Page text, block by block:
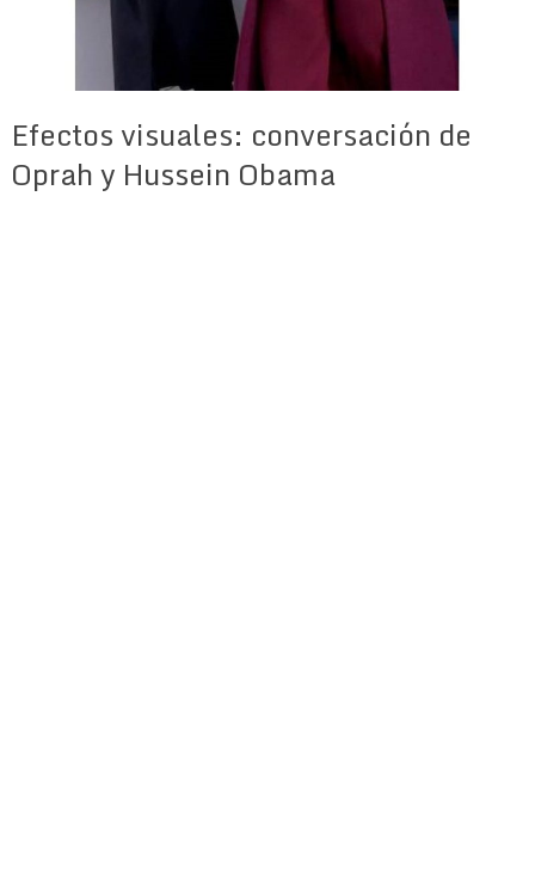
Efectos visuales: conversación de
Oprah y Hussein Obama